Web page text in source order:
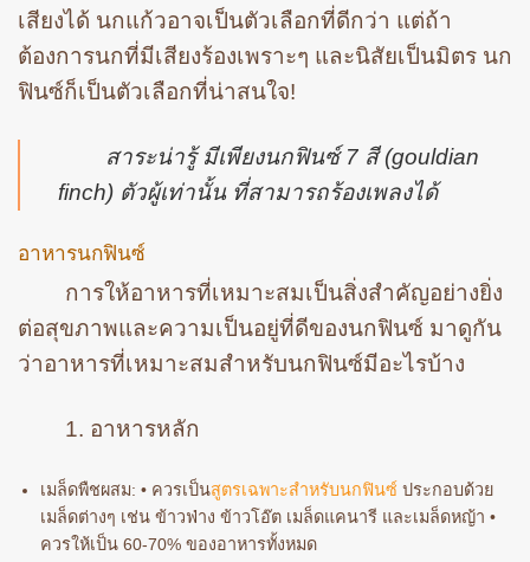
เสียงได้ นกแก้วอาจเป็นตัวเลือกที่ดีกว่า แต่ถ้า
ต้องการนกที่มีเสียงร้องเพราะๆ และนิสัยเป็นมิตร นก
ฟินซ์ก็เป็นตัวเลือกที่น่าสนใจ!
สาระน่ารู้ มีเพียงนกฟินซ์ 7 สี (gouldian
finch) ตัวผู้เท่านั้น ที่สามารถร้องเพลงได้
อาหารนกฟินซ์
การให้อาหารที่เหมาะสมเป็นสิ่งสำคัญอย่างยิ่ง
ต่อสุขภาพและความเป็นอยู่ที่ดีของนกฟินซ์ มาดูกัน
ว่าอาหารที่เหมาะสมสำหรับนกฟินซ์มีอะไรบ้าง
1. อาหารหลัก
เมล็ดพืชผสม: • ควรเป็นสูตรเฉพาะสำหรับนกฟินซ์ ประกอบด้วย
เมล็ดต่างๆ เช่น ข้าวฟ่าง ข้าวโอ๊ต เมล็ดแคนารี และเมล็ดหญ้า •
ควรให้เป็น 60-70% ของอาหารทั้งหมด